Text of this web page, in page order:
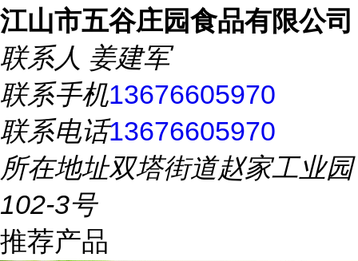
江山市五谷庄园食品有限公司
联系人 姜建军
联系手机13676605970
联系电话13676605970
所在地址双塔街道赵家工业园
102-3号
推荐产品